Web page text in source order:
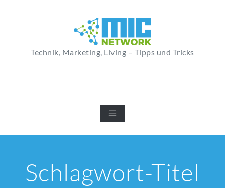
Technik, Marketing, Living – Tipps und Tricks
Schlagwort-Titel